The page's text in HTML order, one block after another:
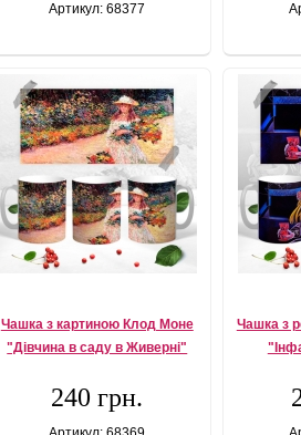
Артикул: 68377
Чашка з картиною Клод Моне
"Дівчина в саду в Живерні"
240 грн.
Чашка з